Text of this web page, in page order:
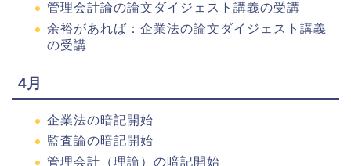
管理会計論の論文ダイジェスト講義の受講
余裕があれば：企業法の論文ダイジェスト講義
の受講
4月
企業法の暗記開始
監査論の暗記開始
管理会計（理論）の暗記開始